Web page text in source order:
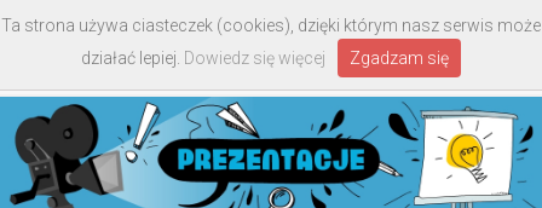
Ta strona używa ciasteczek (cookies), dzięki którym nasz serwis może
działać lepiej. Dowiedz się więcej Zgadzam się